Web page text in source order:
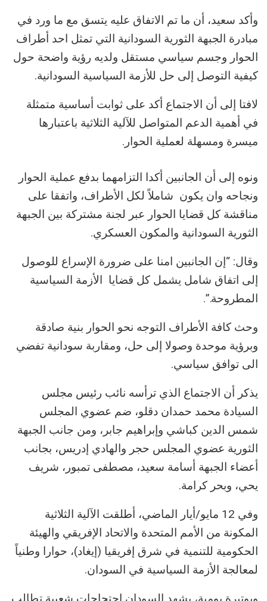
وأكد سعيد، أن ما تم الاتفاق عليه يتسق مع ما ورد في
مبادرة الجبهة الثورية السودانية التي تمثل احد أطراف
الحوار وجسم سياسي مستقل ولديه رؤية واضحة حول
كيفية التوصل إلى حل للأزمة السياسية السودانية.
لافتا إلى أن الاجتماع أكد على ثوابت أساسية متمثلة
في أهمية الدعم المتواصل للآلية الثلاثية باعتبارها
ميسرة ومسهلة لعملية الحوار.
ونوه إلى أن الجانبين أكدا التزامهما بدفع عملية الحوار
ونجاحه وان يكون شاملاً لكل الأطراف، واتفقا على
مناقشة كل قضايا الحوار عبر لجنة مشتركة بين الجبهة
الثورية السودانية والمكون العسكري.
وقال: “إن الجانبين امنا على ضرورة الإسراع للوصول
إلى اتفاق شامل يشمل كل قضايا الأزمة السياسية
المطروحة.”.
وحث كافة الأطراف التوجه نحو الحوار بنية صادقة
وبرؤية موحدة وصولا إلى حل، ومقاربة سودانية تفضي
الى توافق سياسي.
يذكر أن الاجتماع الذي ترأسه نائب رئيس مجلس
السيادة محمد حمدان دقلو، ضم عضوي المجلس
شمس الدين كباشي وإبراهيم جابر، ومن جانب الجبهة
الثورية عضوي المجلس حجر والهادي إدريس، بجانب
أعضاء الجبهة أسامة سعيد، مصطفى تمبور، شريف
يحي، وبحر كرامة.
وفي 12 مايو/أيار الماضي، أطلقت الآلية الثلاثية
المكونة من الأمم المتحدة والاتحاد الإفريقي والهيئة
الحكومية للتنمية في شرق إفريقيا (إيغاد)، حوارا وطنياً
لمعالجة الأزمة السياسية في السودان.